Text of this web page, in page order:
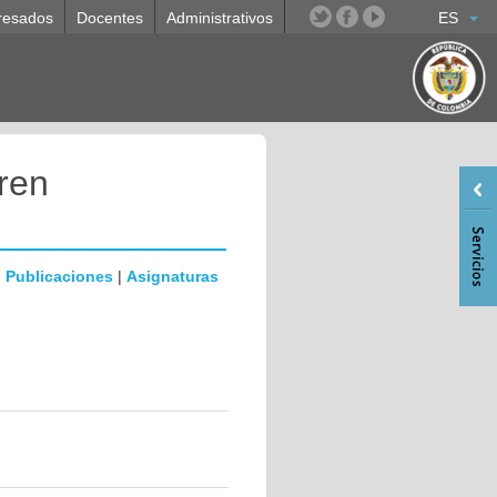
ES
Docentes Administrativos
Publicaciones | Asignaturas